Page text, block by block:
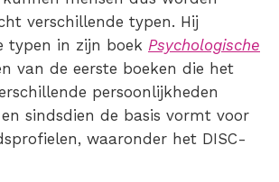
verschillende typen. Hij
typen in zijn boek Psychologische
van de eerste boeken die het
persoonlijkheden
sindsdien de basis vormt voor
waaronder het DISC-